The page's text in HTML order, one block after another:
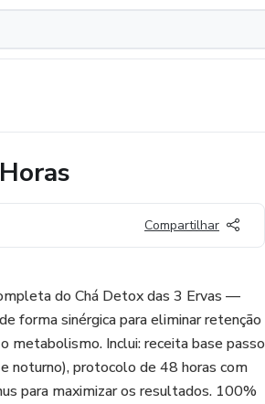
Compartilhar
do Chá Detox das 3 Ervas —
forma sinérgica para eliminar retenção
metabolismo. Inclui: receita base passo
noturno), protocolo de 48 horas com
para maximizar os resultados. 100%